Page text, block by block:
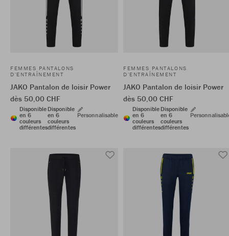
FEMMES PANTALONS
D'ENTRAÎNEMENT
JAKO Pantalon de loisir Power
dès 50,00 CHF
Disponible
en 6
couleurs
différentes
Disponible
en 6
couleurs
différentes
Personnalisable
FEMMES PANTALONS
D'ENTRAÎNEMENT
JAKO Pantalon de loisir Power
dès 50,00 CHF
Disponible
en 6
couleurs
différentes
Disponible
en 6
couleurs
différentes